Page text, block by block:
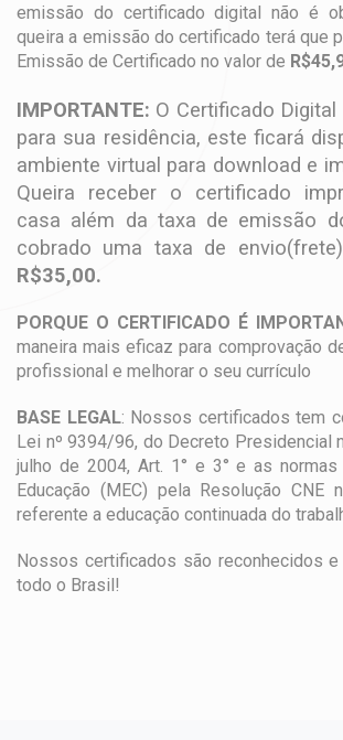
emissão do certificado digital não é
queira a emissão do certificado terá que
Emissão de Certificado no valor de
IMPORTANTE: O Certificado Digital
para sua residência, este ficará
ambiente virtual para download e
Queira receber o certificado
casa além da taxa de emissão
cobrado uma taxa de
R$35,00.
PORQUE O CERTIFICADO É
maneira mais eficaz para comprovação
profissional e melhorar o seu currículo
BASE LEGAL: Nossos certificados tem
Lei nº 9394/96, do Decreto Presidencial
julho de 2004, Art. 1° e 3° e as
Educação (MEC) pela Resolução CNE
referente a educação continuada do
Nossos certificados são reconhecidos
todo o Brasil!